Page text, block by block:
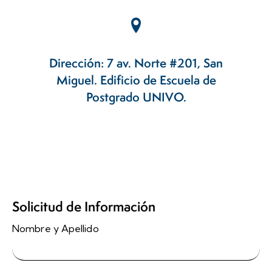
Dirección: 7 av. Norte #201, San
Miguel. Edificio de Escuela de
Postgrado UNIVO.
Solicitud de Información
Nombre y Apellido